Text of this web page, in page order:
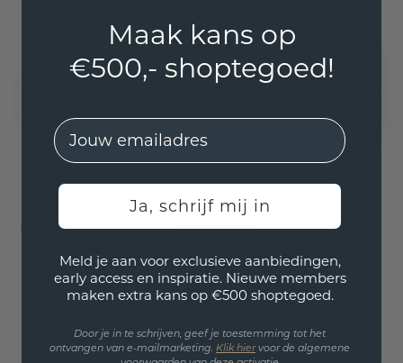
Manchetknopen Jarn
€ 2.316,-€ 2.895,-
Manchetknopen
€ 1.596,- € 1.995,-
Maak kans op
€500,- shoptegoed!
EMail
Ja, schrijf mij in
Meld je aan voor exclusieve aanbiedingen,
early access en inspiratie. Nieuwe members
maken extra kans op €500 shoptegoed.
Door je in te schrijven, geef je toestemming tot het
ontvangen van e-mailmarketing. Klik hiervoor de algemene